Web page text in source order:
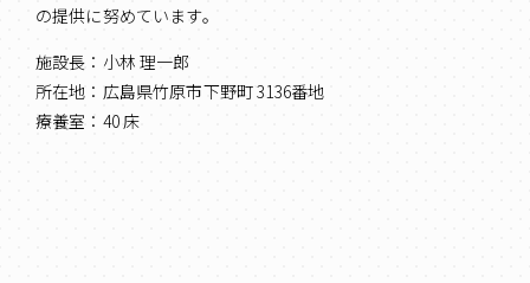
の提供に努めています。
施設長：小林 理一郎
所在地：広島県竹原市下野町 3136番地
療養室：40 床